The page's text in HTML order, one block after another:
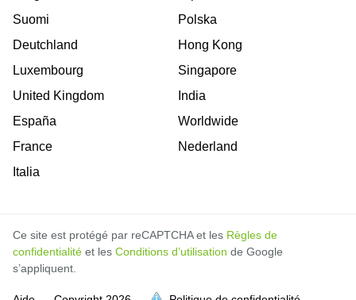
Suomi
Deutchland
Luxembourg
United Kingdom
España
France
Italia
Polska
Hong Kong
Singapore
India
Worldwide
Nederland
Ce site est protégé par reCAPTCHA et les Règles de
confidentialité et les Conditions d’utilisation de Google
s’appliquent.